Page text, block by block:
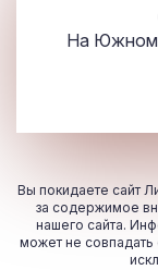
На Южном
Вы покидаете сайт
за содержимое
нашего сайта.
может не совпадать